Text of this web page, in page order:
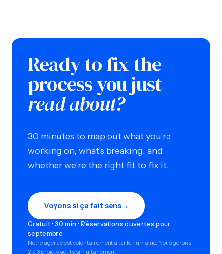
Ready to fix the
process you just
read about?
30 minutes to map out what you're
working on, what's breaking, and
whether we're the right fit to fix it.
Voyons si ça fait sens→
Gratuit · 30 min · Réservations ouvertes pour
septembre
Notre agence est volontairement à taille humaine. Nous gérons
2 à 3 projets actifs simultanément.